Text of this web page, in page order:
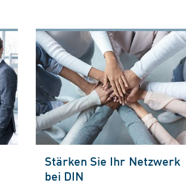
Stärken Sie Ihr Netzwerk
bei DIN